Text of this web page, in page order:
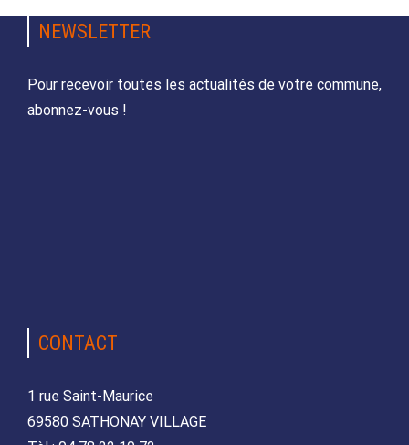
NEWSLETTER
Pour recevoir toutes les actualités de votre commune,
abonnez-vous !
CONTACT
1 rue Saint-Maurice
69580 SATHONAY VILLAGE